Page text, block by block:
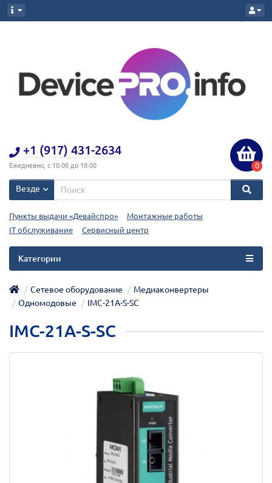
+1 (917) 431-2634
Ежедневно, с 10:00 до 18:00 0
Везде
Пункты выдачи «Девайспро»
Монтажные работы
IT обслуживание
Сервисный центр
Категории
Сетевое оборудование
Медиаконвертеры
Одномодовые
IMC-21A-S-SC
IMC-21A-S-SC